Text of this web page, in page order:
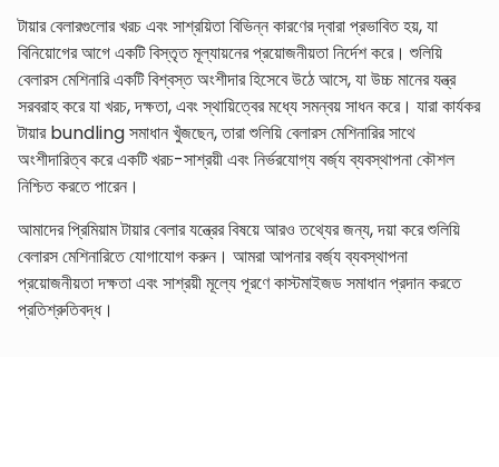
টায়ার বেলারগুলোর খরচ এবং সাশ্রয়িতা বিভিন্ন কারণের দ্বারা প্রভাবিত হয়, যা
বিনিয়োগের আগে একটি বিস্তৃত মূল্যায়নের প্রয়োজনীয়তা নির্দেশ করে। শুলিয়ি
বেলারস মেশিনারি একটি বিশ্বস্ত অংশীদার হিসেবে উঠে আসে, যা উচ্চ মানের যন্ত্র
সরবরাহ করে যা খরচ, দক্ষতা, এবং স্থায়িত্বের মধ্যে সমন্বয় সাধন করে। যারা কার্যকর
টায়ার bundling সমাধান খুঁজছেন, তারা শুলিয়ি বেলারস মেশিনারির সাথে
অংশীদারিত্ব করে একটি খরচ-সাশ্রয়ী এবং নির্ভরযোগ্য বর্জ্য ব্যবস্থাপনা কৌশল
নিশ্চিত করতে পারেন।
আমাদের প্রিমিয়াম টায়ার বেলার যন্ত্রের বিষয়ে আরও তথ্যের জন্য, দয়া করে শুলিয়ি
বেলারস মেশিনারিতে যোগাযোগ করুন। আমরা আপনার বর্জ্য ব্যবস্থাপনা
প্রয়োজনীয়তা দক্ষতা এবং সাশ্রয়ী মূল্যে পূরণে কাস্টমাইজড সমাধান প্রদান করতে
প্রতিশ্রুতিবদ্ধ।